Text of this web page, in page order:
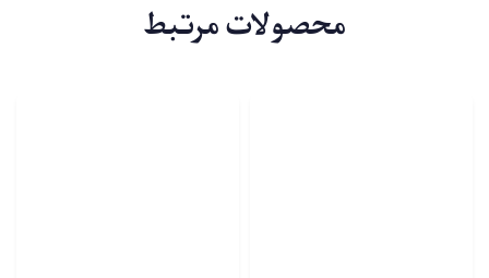
محصولات مرتبط